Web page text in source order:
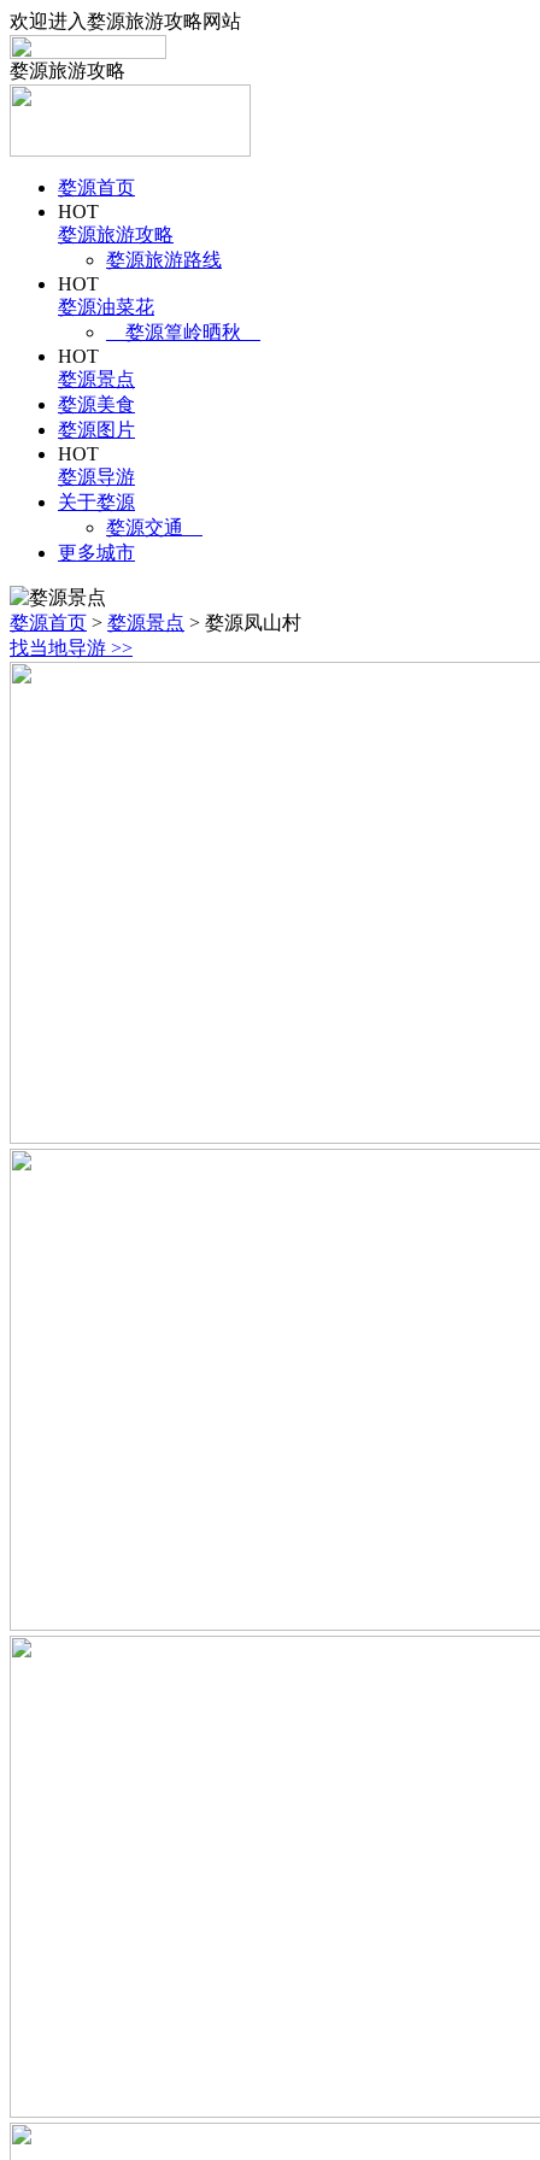
欢迎进入婺源旅游攻略网站
婺源旅游攻略
婺源首页
HOT
婺源旅游攻略
婺源旅游路线
HOT
婺源油菜花
婺源篁岭晒秋
HOT
婺源景点
婺源美食
婺源图片
HOT
婺源导游
关于婺源
婺源交通
更多城市
婺源首页 > 婺源景点 > 婺源凤山村
找当地导游 >>